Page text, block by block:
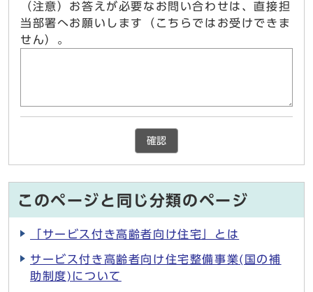
（注意）お答えが必要なお問い合わせは、直接担
当部署へお願いします（こちらではお受けできま
せん）。
確認
このページと同じ分類のページ
「サービス付き高齢者向け住宅」とは
サービス付き高齢者向け住宅整備事業(国の補
助制度)について